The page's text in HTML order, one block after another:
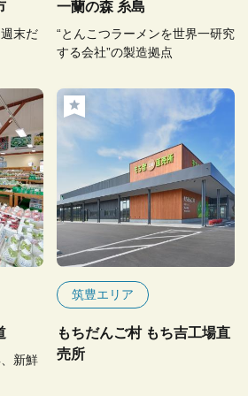
末だ
一蘭の森 糸島
“とんこつラーメンを世界一研究
する会社”の製造拠点
新鮮
筑豊エリア
もちだんご村 もち吉工場直
売所